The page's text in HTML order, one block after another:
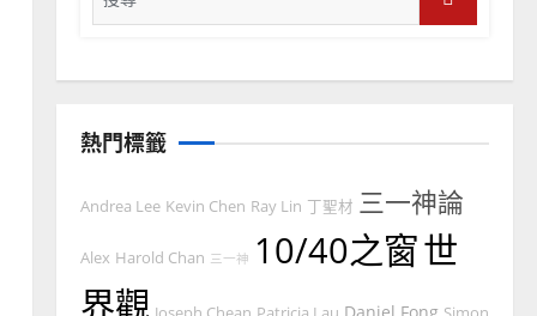
for:
熱門標籤
Andrea Lee Kevin Chen Ray Lin 丁聖材 三一神論
Alex Harold Chan 三一神 10/40之窗世
界觀
如何以國度思維建造地方堂